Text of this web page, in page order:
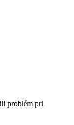
problém pri